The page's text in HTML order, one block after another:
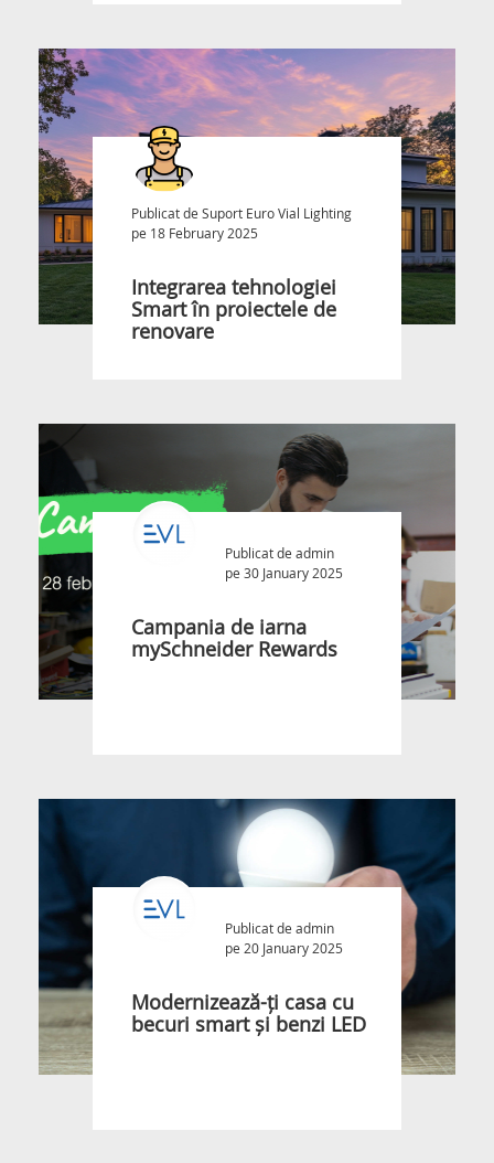
Publicat de Suport Euro Vial Lighting
pe 18 February 2025
Integrarea tehnologiei
Smart în proiectele de
renovare
Publicat de admin
pe 30 January 2025
Campania de iarna
mySchneider Rewards
Publicat de admin
pe 20 January 2025
Modernizează-ți casa cu
becuri smart și benzi LED